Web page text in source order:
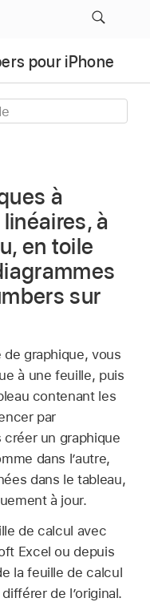
pour iPhone
à
à
en toile
sur
de graphique, vous
à une feuille, puis
contenant les
par
un graphique
dans l’autre,
dans le tableau,
à jour.
de calcul avec
Excel ou depuis
la feuille de calcul
de l’original.